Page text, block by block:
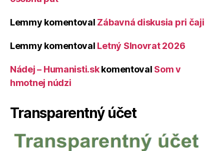
Lemmy komentoval Zábavná diskusia pri čaji
Lemmy komentoval Letný Slnovrat 2026
Nádej – Humanisti.skkomentoval Som v
hmotnej núdzi
Transparentný účet